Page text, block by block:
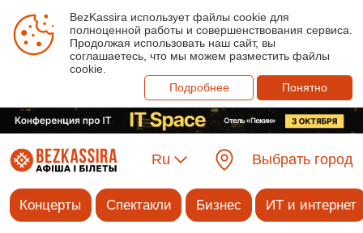
BezKassira использует файлы cookie для
полноценной работы и совершенствования сервиса.
Продолжая использовать наш сайт, вы
соглашаетесь, что мы можем разместить файлы
cookie.
Подробнее
Понятно
Ru Выбрать город
Концерты Спектакли Бизнес ИТ и интернет